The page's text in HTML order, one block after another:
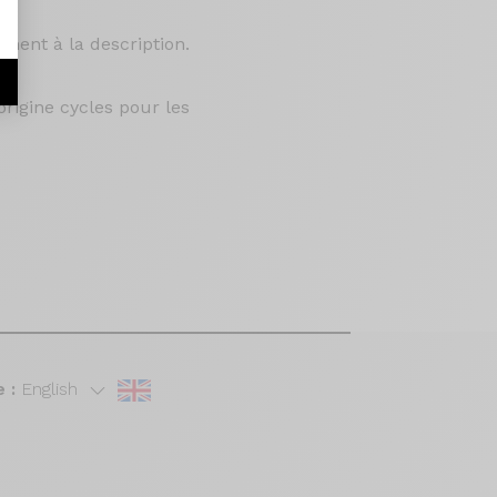
à la description.
cycles pour les
: English